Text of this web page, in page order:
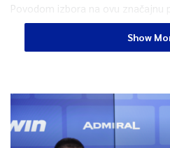
Povodom izbora na ovu značajnu
izjavio da, iako ovo nije prvi put
rukovodstva najjače političke
– Živimo u politički veoma
to vidljivije na sjednicama
Show